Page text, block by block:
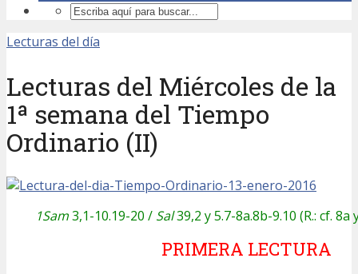
Lecturas del día
Lecturas del Miércoles de la
1ª semana del Tiempo
Ordinario (II)
1Sam3,1-10.19-20 / Sal39,2 y 5.7-8a.8b-9.10 (R.: cf. 8a
PRIMERA LECTURA